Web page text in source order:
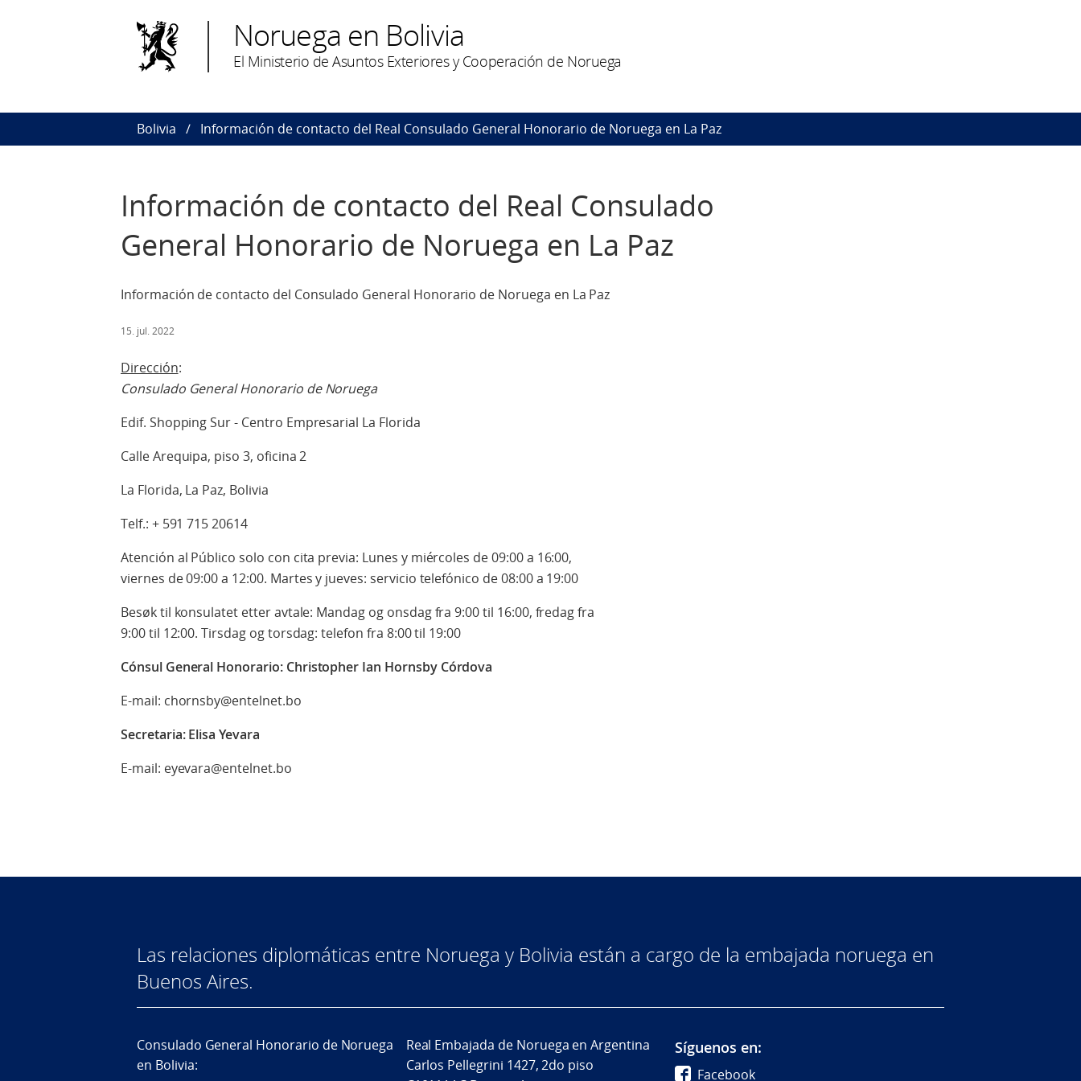
Noruega en Bolivia
El Ministerio de Asuntos Exteriores y Cooperación de Noruega
Bolivia Información de contacto del Real Consulado General Honorario de Noruega en La Paz
Información de contacto del Real Consulado
General Honorario de Noruega en La Paz
Información de contacto del Consulado General Honorario de Noruega en La Paz
15. jul. 2022
Dirección:
Consulado General Honorario de Noruega
Edif. Shopping Sur - Centro Empresarial La Florida
Calle Arequipa, piso 3, oficina 2
La Florida, La Paz, Bolivia
Telf.: + 591 715 20614
Atención al Público solo con cita previa: Lunes y miércoles de 09:00 a 16:00,
viernes de 09:00 a 12:00. Martes y jueves: servicio telefónico de 08:00 a 19:00
Besøk til konsulatet etter avtale: Mandag og onsdag fra 9:00 til 16:00, fredag fra
9:00 til 12:00. Tirsdag og torsdag: telefon fra 8:00 til 19:00
Cónsul General Honorario: Christopher Ian Hornsby Córdova
E-mail: chornsby@entelnet.bo
Secretaria: Elisa Yevara
E-mail: eyevara@entelnet.bo
Las relaciones diplomáticas entre Noruega y Bolivia están a cargo de la embajada noruega en
Buenos Aires.
Consulado General Honorario de Noruega
en Bolivia:
Real Embajada de Noruega en Argentina
Carlos Pellegrini 1427, 2do piso
Síguenos en:
Facebook